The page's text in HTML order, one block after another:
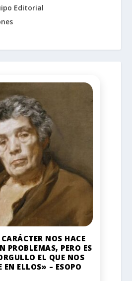
Editorial
NOS HACE
PROBLEMAS, PERO ES
EL QUE NOS
EN ELLOS» – ESOPO